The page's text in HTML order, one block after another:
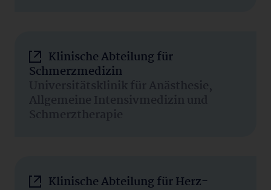
Klinische Abteilung für
Schmerzmedizin
Universitätsklinik für Anästhesie,
Allgemeine Intensivmedizin und
Schmerztherapie
Klinische Abteilung für Herz-